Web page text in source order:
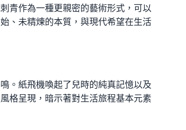
青作為一種更親密的藝術形式，可以
、未精煉的本質，與現代希望在生活
。紙飛機喚起了兒時的純真記憶以及
格呈現，暗示著對生活旅程基本元素